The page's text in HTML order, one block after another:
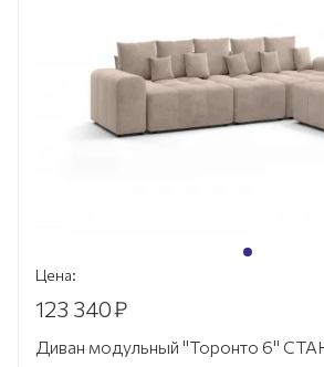
Цена:
123 340₽
Диван модульный "Торонто 6"